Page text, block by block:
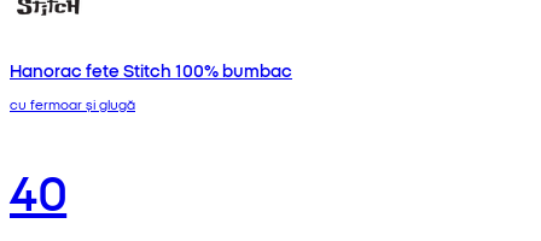
Hanorac fete Stitch 100% bumbac
cu fermoar și glugă
40